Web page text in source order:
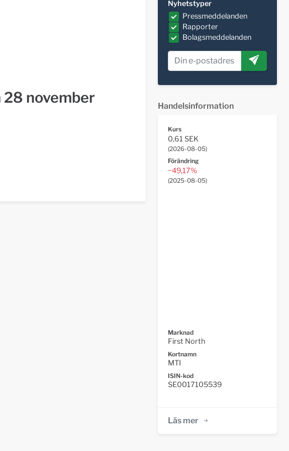
november
Nyhetstyper
Pressmeddelanden
Rapporter
Bolagsmeddelanden
Handelsinformation
Kurs
0,61 SEK
(2026-08-05)
Förändring
−49,17%
(2025-08-05)
Marknad
First North
Kortnamn
MTI
ISIN-kod
SE0017105539
Läs mer